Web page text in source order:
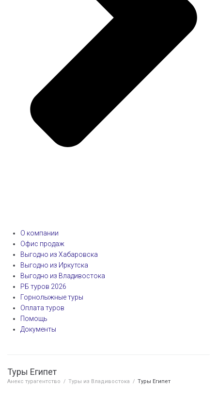
О компании
Офис продаж
Выгодно из Хабаровска
Выгодно из Иркутска
Выгодно из Владивостока
РБ туров 2026
Горнолыжные туры
Оплата туров
Помощь
Документы
Туры Египет
Анекс турагентство / Туры из Владивостока / Туры Египет